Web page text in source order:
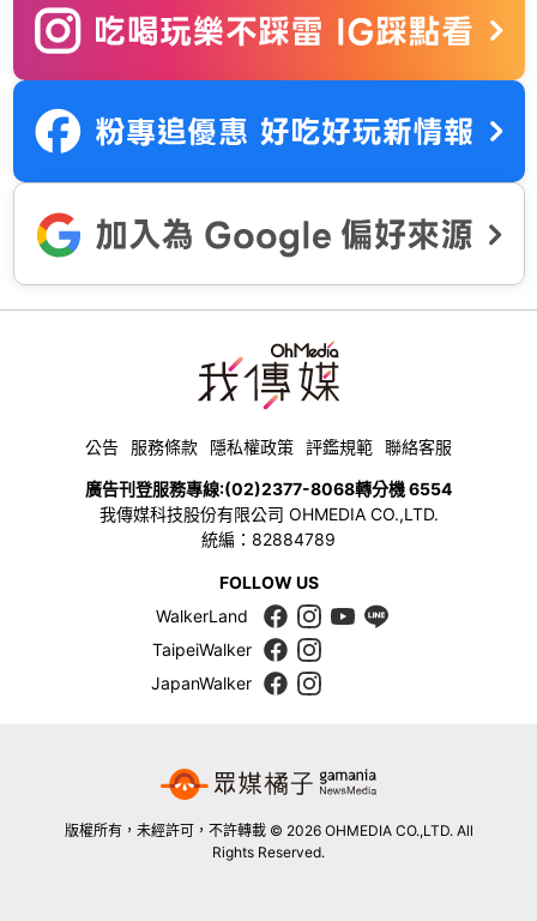
公告 服務條款 隱私權政策 評鑑規範 聯絡客服
廣告刊登服務專線:(02)2377-8068轉分機 6554
我傳媒科技股份有限公司 OHMEDIA CO.,LTD.
統編：82884789
FOLLOW US
WalkerLand
TaipeiWalker
JapanWalker
版權所有，未經許可，不許轉載 © 2026 OHMEDIA CO.,LTD. All
Rights Reserved.